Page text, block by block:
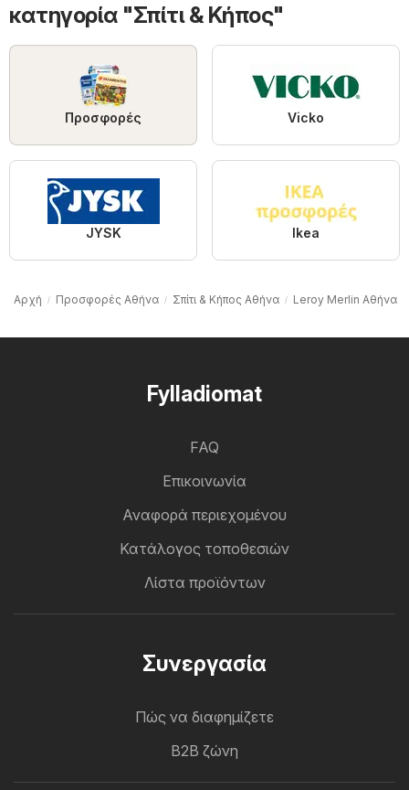
κατηγορία "Σπίτι & Κήπος"
Προσφορές Vicko
JYSK Ikea
Αρχή Προσφορές Αθήνα Σπίτι & Κήπος Αθήνα Leroy Merlin Αθήνα
Fylladiomat
FAQ
Επικοινωνία
Αναφορά περιεχομένου
Κατάλογος τοποθεσιών
Λίστα προϊόντων
Συνεργασία
Πώς να διαφημίζετε
B2B ζώνη